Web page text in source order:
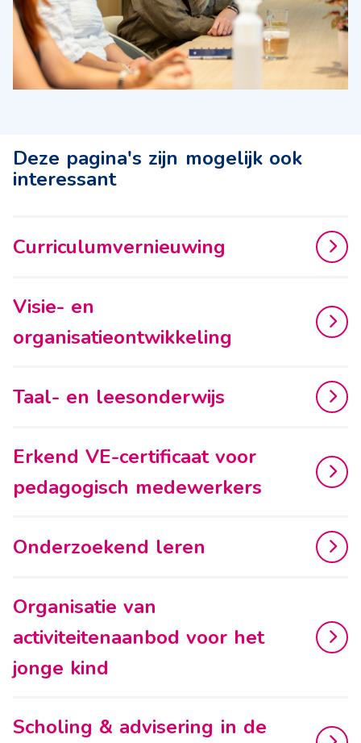
Deze pagina's zijn mogelijk ook
interessant
Curriculumvernieuwing
Visie- en
organisatieontwikkeling
Taal- en leesonderwijs
Erkend VE-certificaat voor
pedagogisch medewerkers
Onderzoekend leren
Organisatie van
activiteitenaanbod voor het
jonge kind
Scholing & advisering in de